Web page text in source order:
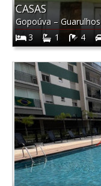
CASAS
Gopoúva –Guarulhos
3
1 4